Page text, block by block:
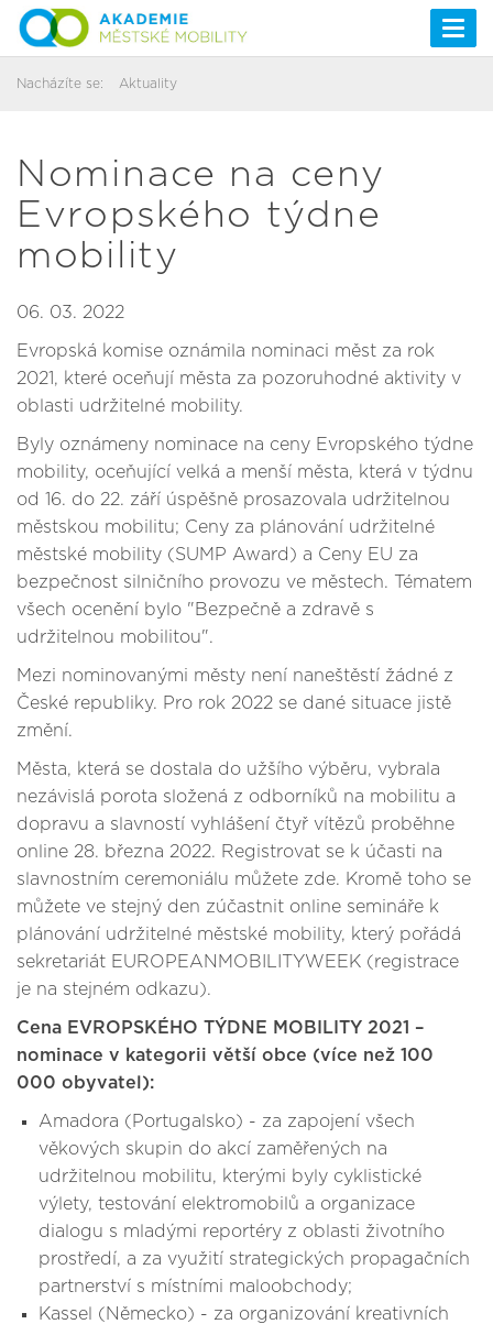
Nacházíte se: Aktuality
Nominace na ceny
Evropského týdne
mobility
06. 03. 2022
Evropská komise oznámila nominaci měst za rok
2021, které oceňují města za pozoruhodné aktivity v
oblasti udržitelné mobility.
Byly oznámeny nominace na ceny Evropského týdne
mobility, oceňující velká a menší města, která v týdnu
od 16. do 22. září úspěšně prosazovala udržitelnou
městskou mobilitu; Ceny za plánování udržitelné
městské mobility (SUMP Award) a Ceny EU za
bezpečnost silničního provozu ve městech. Tématem
všech ocenění bylo "Bezpečně a zdravě s
udržitelnou mobilitou".
Mezi nominovanými městy není naneštěstí žádné z
České republiky. Pro rok 2022 se dané situace jistě
změní.
Města, která se dostala do užšího výběru, vybrala
nezávislá porota složená z odborníků na mobilitu a
dopravu a slavností vyhlášení čtyř vítězů proběhne
online 28. března 2022. Registrovat se k účasti na
slavnostním ceremoniálu můžete zde. Kromě toho se
můžete ve stejný den zúčastnit online semináře k
plánování udržitelné městské mobility, který pořádá
sekretariát EUROPEANMOBILITYWEEK (registrace
je na stejném odkazu).
Cena EVROPSKÉHO TÝDNE MOBILITY 2021 –
nominace v kategorii větší obce (více než 100
000 obyvatel):
Amadora (Portugalsko) - za zapojení všech
věkových skupin do akcí zaměřených na
udržitelnou mobilitu, kterými byly cyklistické
výlety, testování elektromobilů a organizace
dialogu s mladými reportéry z oblasti životního
prostředí, a za využití strategických propagačních
partnerství s místními maloobchody;
Kassel (Německo) - za organizování kreativních